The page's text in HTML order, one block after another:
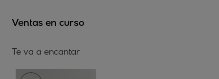
Ventas en curso
Te va a encantar